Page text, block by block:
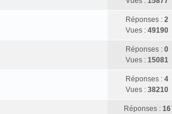
Réponses : 2
Vues : 49190
Réponses : 0
Vues : 15081
Réponses : 4
Vues : 38210
Réponses : 16